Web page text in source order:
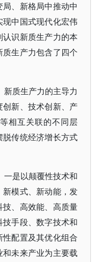
、新格局中推动中
中国式现代化宏伟
识新质生产力的本
生产力包含了四个
质生产力的主导力
新、技术创新、产
相互关联的不同层
传统经济增长方式
是以颠覆性技术和
模式、新动能，发
、高效能、高质量
手段、数字技术和
配置及其优化组合
未来产业为主要载